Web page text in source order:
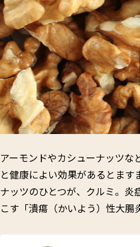
アーモンドやカシューナッツな
と健康によい効果があるとま
ナッツのひとつが、クルミ。
こす「潰瘍（かいよう）性大腸